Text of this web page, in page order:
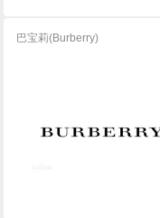
巴宝莉(Burberry)